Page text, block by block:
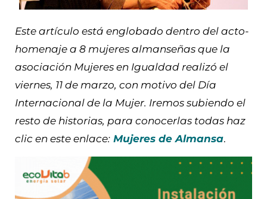
Este artículo está englobado dentro del acto-
homenaje a 8 mujeres almanseñas que la
asociación Mujeres en Igualdad realizó el
viernes, 11 de marzo, con motivo del Día
Internacional de la Mujer. Iremos subiendo el
resto de historias, para conocerlas todas haz
clic en este enlace: Mujeres de Almansa.